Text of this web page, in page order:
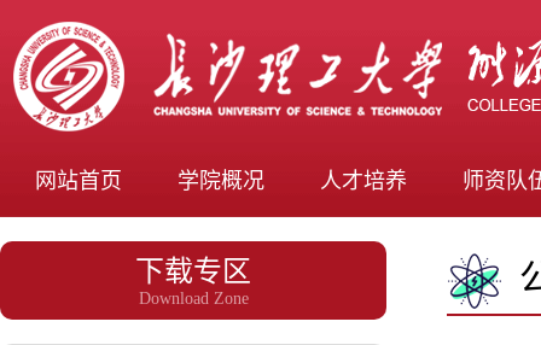
网站首页 学院概况 人才培养 师资队
下载专区
Download Zone